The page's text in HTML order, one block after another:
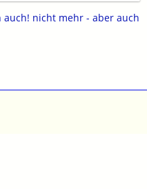
auch! nicht mehr - aber auch